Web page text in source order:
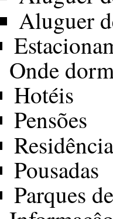
Aluguer
Onde
Hotéis
Pensões
Pousadas
Parques